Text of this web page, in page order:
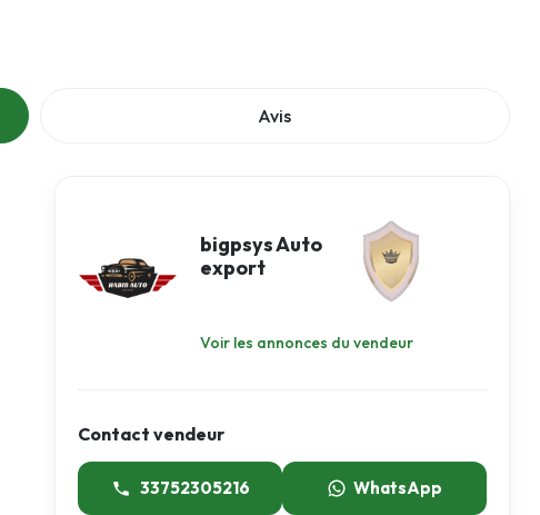
Avis
bigpsys Auto
export
Voir les annonces du vendeur
Contact vendeur
33752305216 WhatsApp